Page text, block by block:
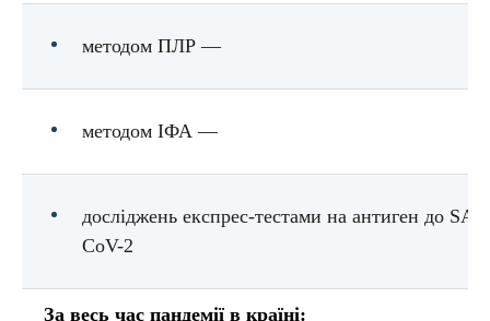
методом ПЛР —
методом ІФА —
досліджень експрес-тестами на антиген до
CoV-2
За весь час пандемії в країні: